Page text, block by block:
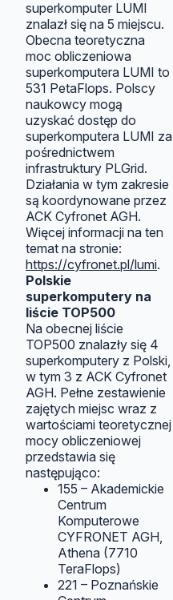
superkomputer LUMI
znalazł się na 5 miejscu.
Obecna teoretyczna
moc obliczeniowa
superkomputera LUMI to
531 PetaFlops. Polscy
naukowcy mogą
uzyskać dostęp do
superkomputera LUMI za
pośrednictwem
infrastruktury PLGrid.
Działania w tym zakresie
są koordynowane przez
ACK Cyfronet AGH.
Więcej informacji na ten
temat na stronie:
https://cyfronet.pl/lumi.
Polskie
superkomputery na
liście TOP500
Na obecnej liście
TOP500 znalazły się 4
superkomputery z Polski,
w tym 3 z ACK Cyfronet
AGH. Pełne zestawienie
zajętych miejsc wraz z
wartościami teoretycznej
mocy obliczeniowej
przedstawia się
następująco:
155 – Akademickie
Centrum
Komputerowe
CYFRONET AGH,
Athena (7710
TeraFlops)
221 – Poznańskie